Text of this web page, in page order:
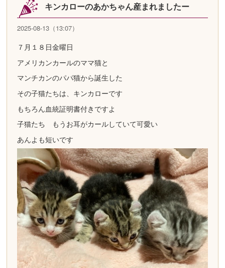
キンカローのあかちゃん産まれましたー
2025-08-13（13:07）
７月１８日金曜日
アメリカンカールのママ猫と
マンチカンのパパ猫から誕生した
その子猫たちは、キンカローです
もちろん血統証明書付きですよ
子猫たち もうお耳がカールしていて可愛い
あんよも短いです